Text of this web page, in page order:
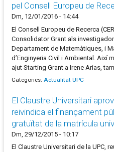
pel Consell Europeu de
Dm, 12/01/2016 - 14:44
El Consell Europeu de Recerca
Consolidator Grant als
Departament de Matemàtiques, i
d’Enginyeria Civil i Ambiental. Així
ajut Starting Grant a Irene Arias,
Categories: Actualitat UPC
El Claustre Universitari
reivindica el finançament
gratuïtat de la matrícula
Dm, 29/12/2015 - 10:17
El Claustre Universitari de la UPC,